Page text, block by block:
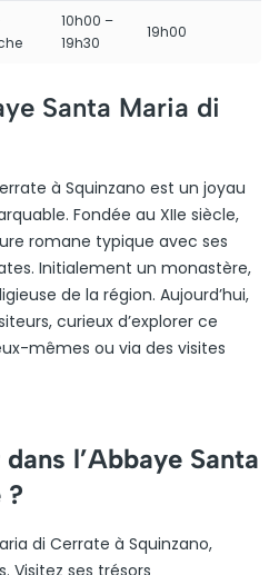
10h00 –
19h30
19h00
Santa Maria di
à Squinzano est un joyau
Fondée au XIIe siècle,
romane typique avec ses
Initialement un monastère,
de la région. Aujourd’hui,
curieux d’explorer ce
mêmes ou via des visites
l’Abbaye Santa
?
di Cerrate à Squinzano,
Visitez ses trésors